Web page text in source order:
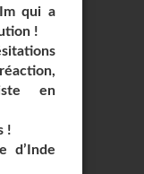
qui a
!
en
!
d’Inde